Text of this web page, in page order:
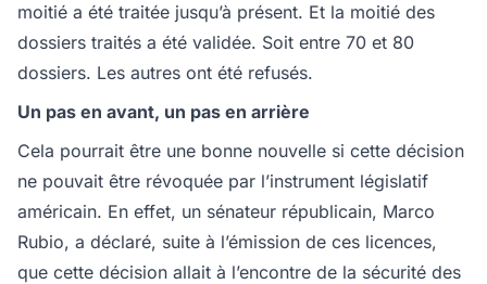
moitié a été traitée jusqu’à présent. Et la moitié des
dossiers traités a été validée. Soit entre 70 et 80
dossiers. Les autres ont été refusés.
Un pas en avant, un pas en arrière
Cela pourrait être une bonne nouvelle si cette décision
ne pouvait être révoquée par l’instrument législatif
américain. En effet, un sénateur républicain, Marco
Rubio, a déclaré, suite à l’émission de ces licences,
que cette décision allait à l’encontre de la sécurité des